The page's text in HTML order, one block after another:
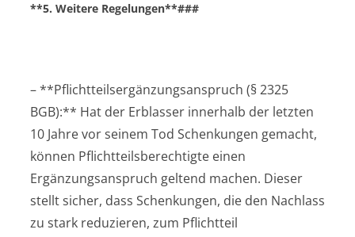
**5. Weitere Regelungen**###
– **Pflichtteilsergänzungsanspruch (§ 2325
BGB):** Hat der Erblasser innerhalb der letzten
10 Jahre vor seinem Tod Schenkungen gemacht,
können Pflichtteilsberechtigte einen
Ergänzungsanspruch geltend machen. Dieser
stellt sicher, dass Schenkungen, die den Nachlass
zu stark reduzieren, zum Pflichtteil